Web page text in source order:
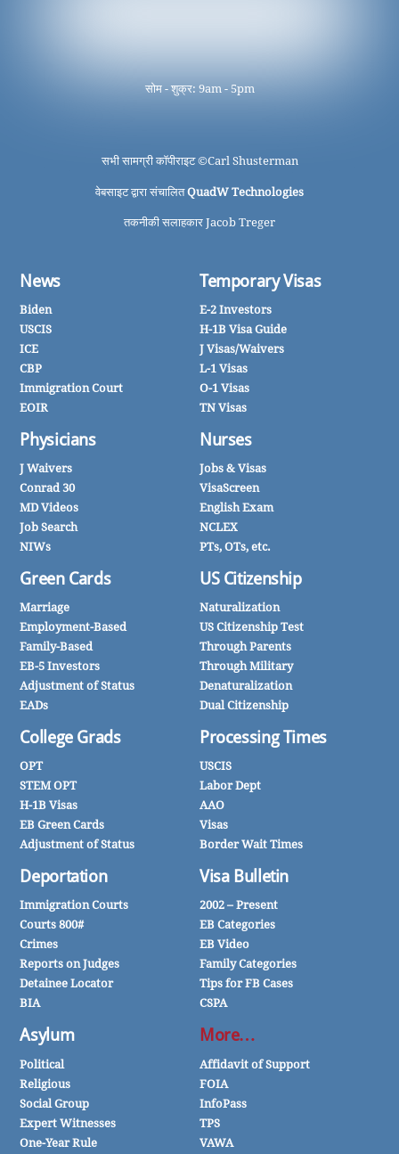
सोम - शुक्र: 9am - 5pm
सभी सामग्री कॉपीराइट ©Carl Shusterman
वेबसाइट द्वारा संचालितQuadW Technologies
तकनीकी सलाहकार Jacob Treger
News
Biden
USCIS
ICE
CBP
Immigration Court
EOIR
Physicians
J Waivers
Conrad 30
MD Videos
Job Search
NIWs
Green Cards
Marriage
Employment-Based
Family-Based
EB-5 Investors
Adjustment of Status
EADs
College Grads
OPT
STEM OPT
H-1B Visas
EB Green Cards
Adjustment of Status
Deportation
Immigration Courts
Courts 800#
Crimes
Reports on Judges
Detainee Locator
BIA
Asylum
Political
Religious
Social Group
Expert Witnesses
One-Year Rule
Temporary Visas
E-2 Investors
H-1B Visa Guide
J Visas/Waivers
L-1 Visas
O-1 Visas
TN Visas
Nurses
Jobs & Visas
VisaScreen
English Exam
NCLEX
PTs, OTs, etc.
US Citizenship
Naturalization
US Citizenship Test
Through Parents
Through Military
Denaturalization
Dual Citizenship
Processing Times
USCIS
Labor Dept
AAO
Visas
Border Wait Times
Visa Bulletin
2002 – Present
EB Categories
EB Video
Family Categories
Tips for FB Cases
CSPA
More…
Affidavit of Support
FOIA
InfoPass
TPS
VAWA